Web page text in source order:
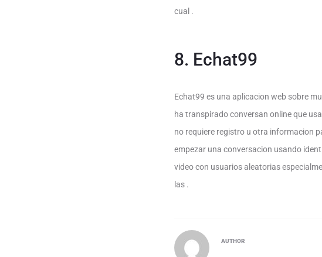
cual .
8. Echat99
Echat99 es una aplicacion web sobre
ha transpirado conversan online que
no requiere registro u otra informacion
empezar una conversacion usando
video con usuarios aleatorias
las .
AUTHOR